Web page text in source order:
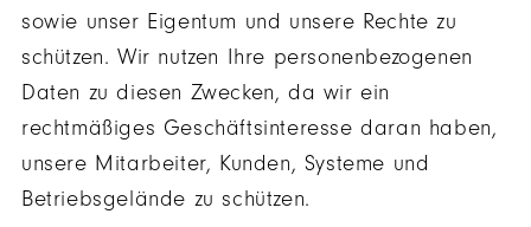
sowie unser Eigentum und unsere Rechte zu
schützen. Wir nutzen Ihre personenbezogenen
Daten zu diesen Zwecken, da wir ein
rechtmäßiges Geschäftsinteresse daran haben,
unsere Mitarbeiter, Kunden, Systeme und
Betriebsgelände zu schützen.